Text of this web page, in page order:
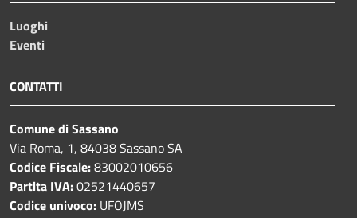
Luoghi
Eventi
CONTATTI
Comune di Sassano
Via Roma, 1, 84038 Sassano SA
Codice Fiscale:83002010656
Partita IVA:02521440657
Codice univoco: UFOJMS